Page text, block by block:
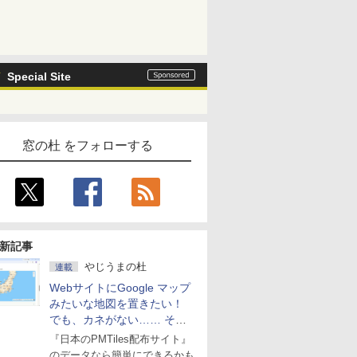
Special Site
窓の杜 をフォローする
記事
連載 やじうまの杜
WebサイトにGoogle マップ
みたいな地図を置きたい！
でも、カネがない…… そん
な人に朗報！
『日本のPMTiles配布サイト』